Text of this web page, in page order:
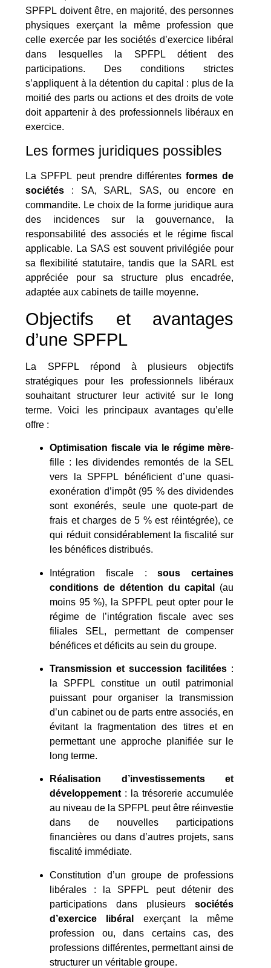
SPFPL doivent être, en majorité, des personnes
physiques exerçant la même profession que
celle exercée par les sociétés d’exercice libéral
dans lesquelles la SPFPL détient des
participations. Des conditions strictes
s’appliquent à la détention du capital : plus de la
moitié des parts ou actions et des droits de vote
doit appartenir à des professionnels libéraux en
exercice.
Les formes juridiques possibles
La SPFPL peut prendre différentesformes de
sociétés : SA, SARL, SAS, ou encore en
commandite. Le choix de la forme juridique aura
des incidences sur la gouvernance, la
responsabilité des associés et le régime fiscal
applicable. La SAS est souvent privilégiée pour
sa flexibilité statutaire, tandis que la SARL est
appréciée pour sa structure plus encadrée,
adaptée aux cabinets de taille moyenne.
Objectifs et avantages
d’une SPFPL
La SPFPL répond à plusieurs objectifs
stratégiques pour les professionnels libéraux
souhaitant structurer leur activité sur le long
terme. Voici les principaux avantages qu’elle
offre :
Optimisation fiscale via le régime mère-
fille : les dividendes remontés de la SEL
vers la SPFPL bénéficient d’une quasi-
exonération d’impôt (95 % des dividendes
sont exonérés, seule une quote-part de
frais et charges de 5 % est réintégrée), ce
qui réduit considérablement la fiscalité sur
les bénéfices distribués.
Intégration fiscale :sous certaines
conditions de détention du capital
(au
moins 95 %), la SPFPL peut opter pour le
régime de l’intégration fiscale avec ses
filiales SEL, permettant de compenser
bénéfices et déficits au sein du groupe.
Transmission et succession facilitées :
la SPFPL constitue un outil patrimonial
puissant pour organiser la transmission
d’un cabinet ou de parts entre associés, en
évitant la fragmentation des titres et en
permettant une approche planifiée sur le
long terme.
Réalisation d’investissements et
développement : la trésorerie accumulée
au niveau de la SPFPL peut être réinvestie
dans de nouvelles participations
financières ou dans d’autres projets, sans
fiscalité immédiate.
Constitution d’un groupe de professions
libérales : la SPFPL peut détenir des
participations dans plusieurssociétés
d’exercice libéral
exerçant la même
profession ou, dans certains cas, des
professions différentes, permettant ainsi de
structurer un véritable groupe.